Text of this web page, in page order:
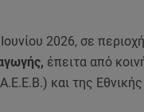
2026, σε
έπειτα από
και της